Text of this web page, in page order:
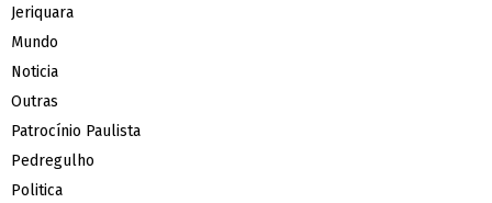
Jeriquara
Mundo
Noticia
Outras
Patrocínio Paulista
Pedregulho
Politica